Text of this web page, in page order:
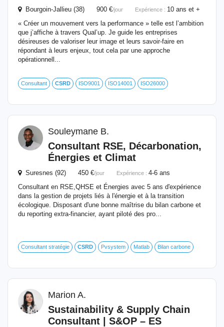
Bourgoin-Jallieu (38) 900 €/jour Expérience : 10 ans et +
« Créer un mouvement vers la performance » telle est l’ambition
que j’affiche à travers Qual’up. Je guide les entreprises
désireuses de valoriser leur image et leurs savoir-faire en
répondant à leurs enjeux, tout cela par une approche
opérationnell...
Consultant CSRD ISO9001 ISO14001 ISO26000
Souleymane B.
Consultant RSE, Décarbonation,
Énergies et Climat
Suresnes (92) 450 €/jour Expérience : 4-6 ans
Consultant en RSE,QHSE et Énergies avec 5 ans d'expérience
dans la gestion de projets liés à l'énergie et à la transition
écologique. Disposant d'une bonne maîtrise du bilan carbone et
du reporting extra-financier, ayant piloté des pro...
Consultant stratégie CSRD Pvsystem Matlab Bilan carbone
Marion A.
Sustainability & Supply Chain
Consultant | S&OP – ES